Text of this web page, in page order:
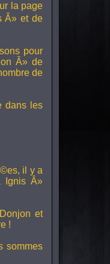
la page
Â» et de
pour
Â» de
de
dans les
il y a
Ignis Â»
Donjon et
!
sommes